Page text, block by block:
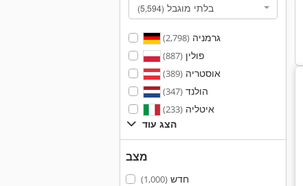
בלתי מוגבל (5,594)
גרמניה(2,798)
פולין(887)
אוסטריה(389)
הולנד(347)
איטליה(233)
הצג עוד
מצב
חדש(1,000)